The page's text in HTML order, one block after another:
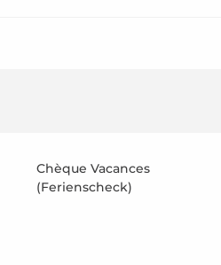
Chèque Vacances
(Ferienscheck)